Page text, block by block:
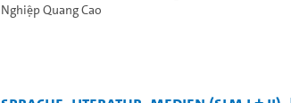
Nghiệp Quang Cao